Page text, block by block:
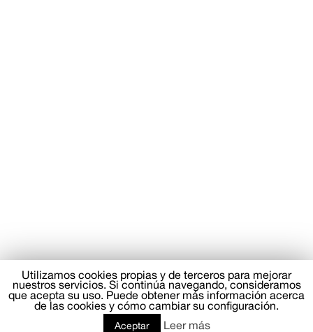
Utilizamos cookies propias y de terceros para mejorar
nuestros servicios. Si continúa navegando, consideramos
que acepta su uso. Puede obtener más información acerca
de las cookies y cómo cambiar su configuración.
Aceptar Leer más